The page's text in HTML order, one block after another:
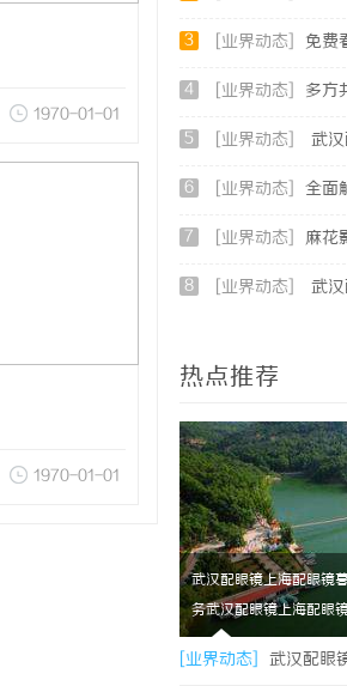
1970-01-01
1970-01-01
3 [业界动态] 免费看
4 [业界动态] 多方共探金
5 [业界动态] 武
6 [业界动态] 全面解析
7 [业界动态] 麻花影视
8 [业界动态] 武
热点推荐
武汉配眼镜上海配眼镜
务武汉配眼镜上海配眼镜
[业界动态] 武汉配眼